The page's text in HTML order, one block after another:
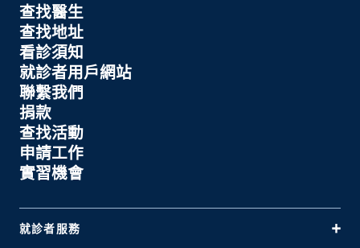
查找醫生
查找地址
看診須知
就診者用戶網站
聯繫我們
捐款
查找活動
申請工作
實習機會
就診者服務